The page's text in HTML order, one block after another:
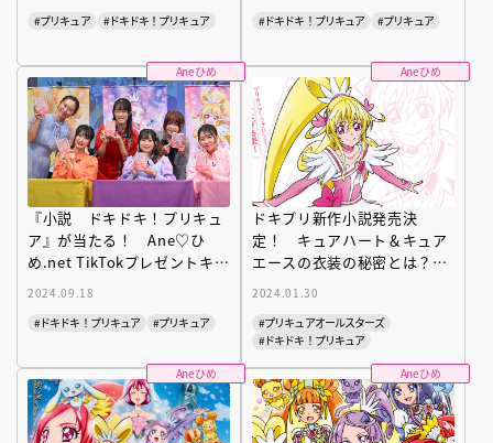
#プリキュア
#ドキドキ！プリキュア
#ドキドキ！プリキュア
#プリキュア
Aneひめ
『小説 ドキドキ！プリキュ
ア』が当たる！ Ane♡ひ
め.net TikTokプレゼントキャ
ンペーン実施中☆
2024.09.18
#ドキドキ！プリキュア
#プリキュア
Aneひめ
ドキプリ新作小説発売決
定！ キュアハート＆キュア
エースの衣装の秘密とは？
『プリキュアコスチュームク
2024.01.30
#プリキュアオールスターズ
#ドキドキ！プリキュア
Aneひめ
Aneひめ